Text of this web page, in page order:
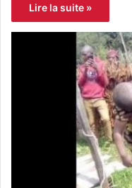
Lire la suite »